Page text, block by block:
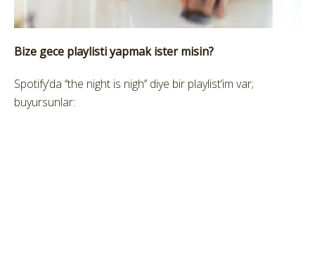
Bize gece playlisti yapmak ister misin?
Spotify’da ‘’the night is nigh’’ diye bir playlist’im var;
buyursunlar: